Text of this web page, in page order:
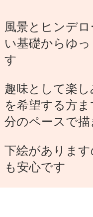
風景とヒンデ
い基礎からゆ
す
趣味として楽
を希望する方
分のペースで描
下絵がありま
も安心です